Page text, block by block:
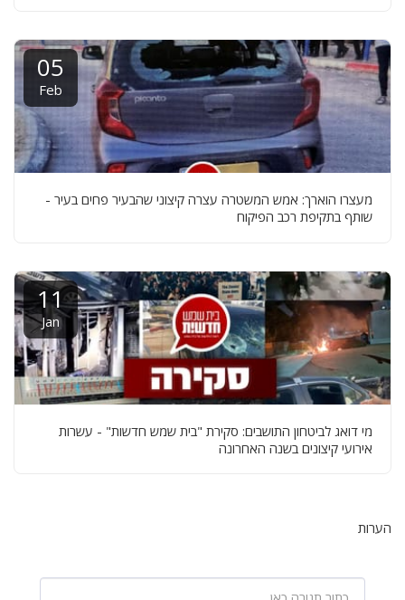
05
Feb
מעצרו הוארך: אמש המשטרה עצרה קיצוני שהבעיר פחים בעיר -
שותף בתקיפת רכב הפיקוח
11
Jan
מי דואג לביטחון התושבים: סקירת "בית שמש חדשות" - עשרות
אירועי קיצונים בשנה האחרונה
הערות